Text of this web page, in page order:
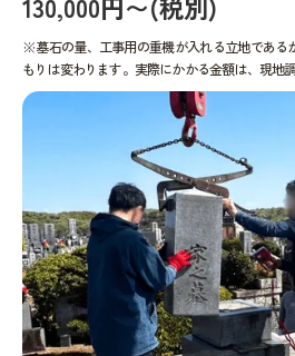
※墓石の量、工事用の重機が入れる立地である
もりは変わります。実際にかかる金額は、現地